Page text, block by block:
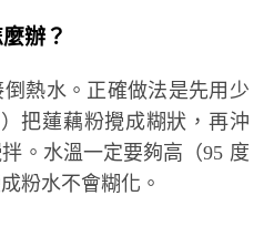
辦？
熱水。正確做法是先用少
把蓮藕粉攪成糊狀，再沖
。水溫一定要夠高（95 度
粉水不會糊化。